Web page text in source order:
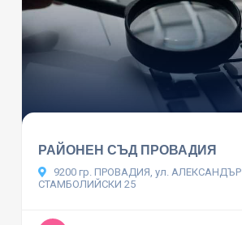
РАЙОНЕН СЪД ПРОВАДИЯ
9200 гр. ПРОВАДИЯ, ул. АЛЕКСАНДЪР
СТАМБОЛИЙСКИ 25